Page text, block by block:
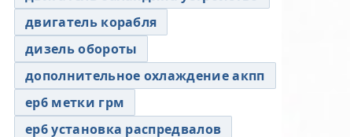
двигатель корабля
дизель обороты
дополнительное охлаждение акпп
ер6 метки грм
ер6 установка распредвалов